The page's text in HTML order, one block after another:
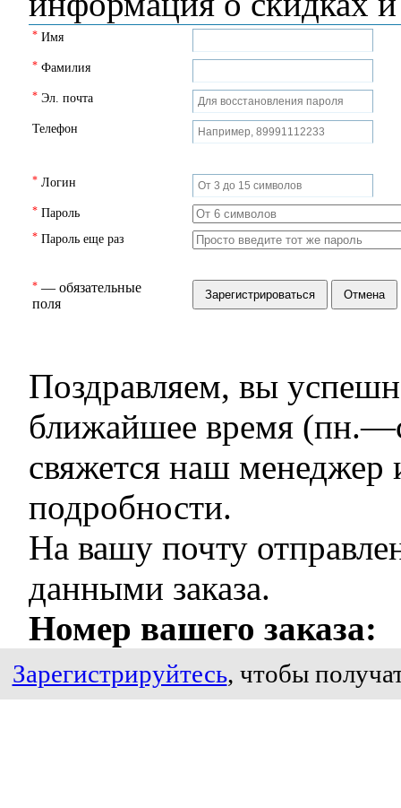
Имя
*
Фамилия
*
Эл. почта
*
Телефон
Логин
*
Пароль
*
Пароль еще раз
*
* — обязательные
поля
Поздравляем, вы
ближайшее время
свяжется наш менеджер
подробности.
На вашу почту
данными заказа.
Номер вашего заказа:
Зарегистрируйтесь, чтобы